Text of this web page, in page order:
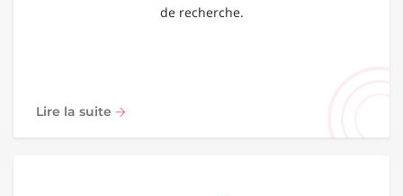
de recherche.
Lire la suite